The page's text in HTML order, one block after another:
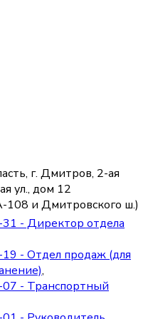
г. Дмитров, 2-ая
ул., дом 12
108 и Дмитровского ш.)
- Директор отдела
- Отдел продаж (для
,
- Транспортный